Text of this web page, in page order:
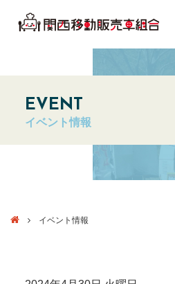
EVENT
イベント情報
イベント情報